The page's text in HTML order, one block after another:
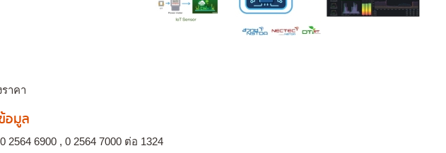
าคา
อมูล
0 2564 6900 , 0 2564 7000 ต่อ 1324